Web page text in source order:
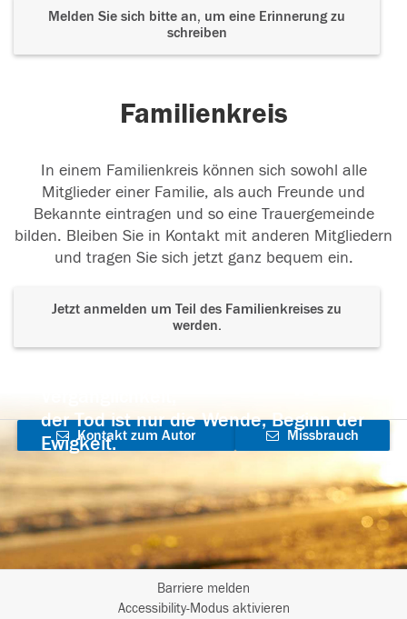
Melden Sie sich bitte an, um eine Erinnerung zu
schreiben
Familienkreis
In einem Familienkreis können sich sowohl alle
Mitglieder einer Familie, als auch Freunde und
Bekannte eintragen und so eine Trauergemeinde
bilden. Bleiben Sie in Kontakt mit anderen Mitgliedern
und tragen Sie sich jetzt ganz bequem ein.
Jetzt anmelden um Teil des Familienkreises zu
werden.
der Tod ist nur die Wende, Beginn der
Ewigkeit.
Kontakt zum Autor
aufnehmen
Missbrauch
Barriere melden
Accessibility-Modus aktivieren